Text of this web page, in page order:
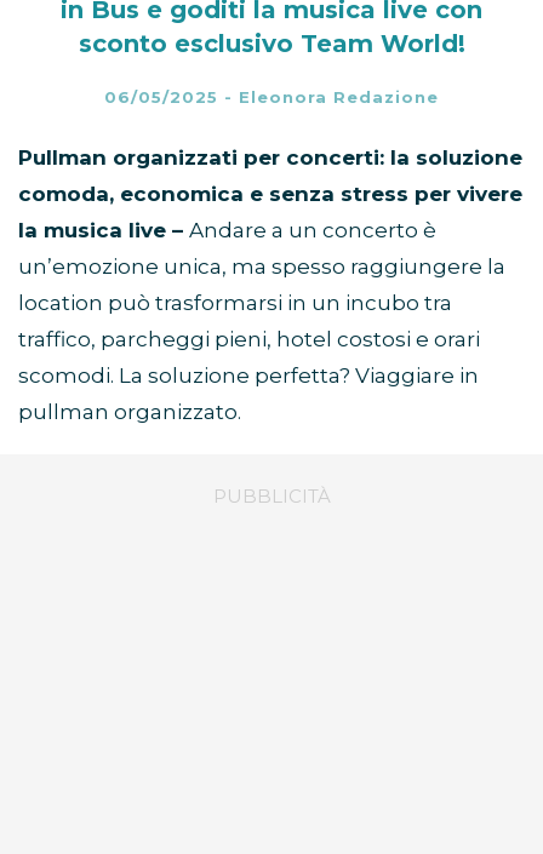
in Bus e goditi la musica live con
sconto esclusivo Team World!
06/05/2025 - Eleonora Redazione
Pullman organizzati per concerti: la soluzione
comoda, economica e senza stress per vivere
la musica live – Andare a un concerto è
un’emozione unica, ma spesso raggiungere la
location può trasformarsi in un incubo tra
traffico, parcheggi pieni, hotel costosi e orari
scomodi. La soluzione perfetta? Viaggiare in
pullman organizzato.